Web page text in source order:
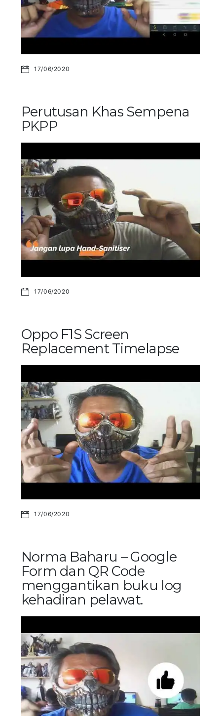
17/06/2020
Perutusan Khas Sempena
PKPP
17/06/2020
Oppo F1S Screen
Replacement Timelapse
17/06/2020
Norma Baharu – Google
Form dan QR Code
menggantikan buku log
kehadiran pelawat.